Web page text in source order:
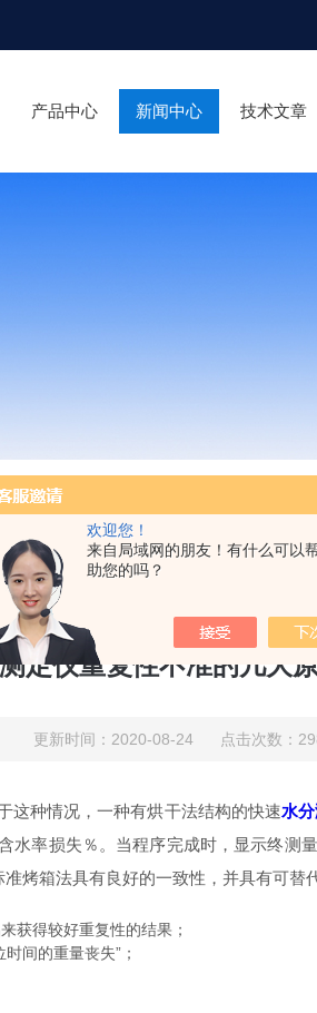
欢迎您！
来自局域网的朋友！有什么可以
助您的吗？
产品中心 新闻中心 技术文章
定仪重复性不准的几大
更新时间：2020-08-24 点击次数：
种情况，一种有烘干法结构的快速水
率损失％。当程序完成时，显示终测
烤箱法具有良好的一致性，并具有可替
得较好重复性的结果；
间的重量丧失”；